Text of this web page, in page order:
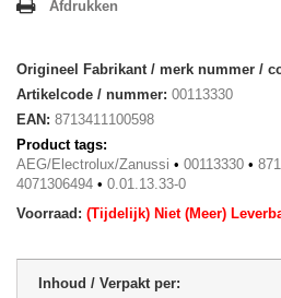
Afdrukken
Origineel Fabrikant / merk nummer /
Artikelcode / nummer: 00113330
EAN: 8713411100598
Product tags:
AEG/Electrolux/Zanussi • 00113330 •
4071306494 • 0.01.13.33-0
Voorraad: (Tijdelijk) Niet (Meer)
Inhoud / Verpakt per: